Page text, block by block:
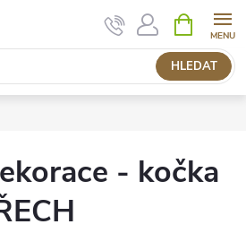
HLEDAT
NÁKUPNÍ
KOŠÍK
- kočka